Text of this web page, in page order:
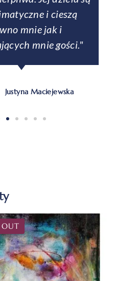
i cieszą
mnie jak i
mnie gości."
Justyna Maciejewska